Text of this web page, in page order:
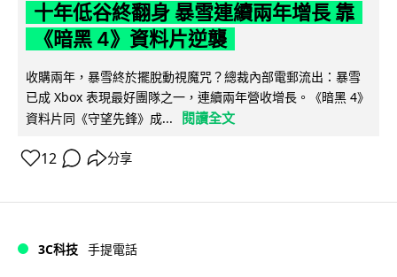
十年低谷終翻身 暴雪連續兩年增長 靠
《暗黑 4》資料片逆襲
收購兩年，暴雪終於擺脫動視魔咒？總裁內部電郵流出：暴雪
已成 Xbox 表現最好團隊之一，連續兩年營收增長。《暗黑 4》
資料片同《守望先鋒》成...
閱讀全文
12 分享
3C科技 手提電話